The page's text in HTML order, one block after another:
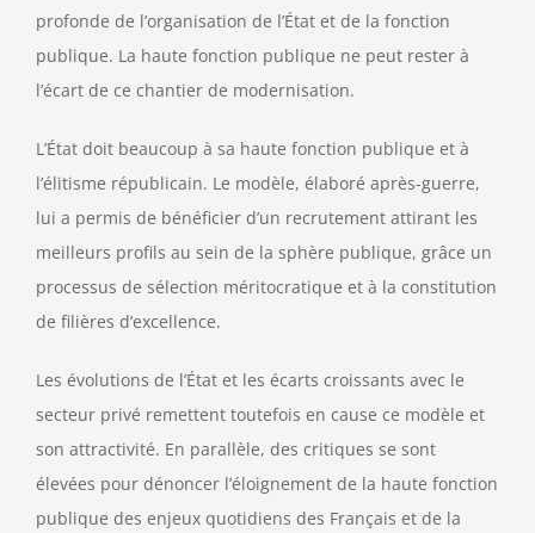
profonde de l’organisation de l’État et de la fonction
publique. La haute fonction publique ne peut rester à
l’écart de ce chantier de modernisation.
L’État doit beaucoup à sa haute fonction publique et à
l’élitisme républicain. Le modèle, élaboré après-guerre,
lui a permis de bénéficier d’un recrutement attirant les
meilleurs profils au sein de la sphère publique, grâce un
processus de sélection méritocratique et à la constitution
de filières d’excellence.
Les évolutions de l’État et les écarts croissants avec le
secteur privé remettent toutefois en cause ce modèle et
son attractivité. En parallèle, des critiques se sont
élevées pour dénoncer l’éloignement de la haute fonction
publique des enjeux quotidiens des Français et de la